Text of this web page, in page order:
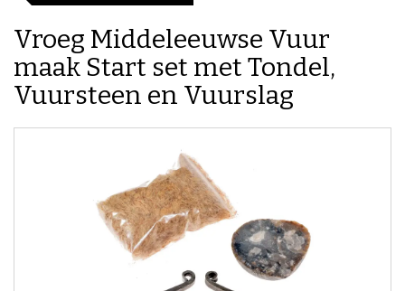
Vroeg Middeleeuwse Vuur
maak Start set met Tondel,
Vuursteen en Vuurslag